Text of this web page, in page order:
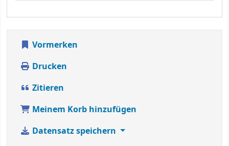
Vormerken
Drucken
Zitieren
Meinem Korb hinzufügen
Datensatz speichern